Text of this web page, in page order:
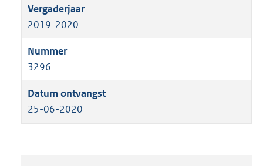
2019-2020
3296
25-06-2020